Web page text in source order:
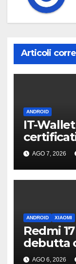
Articoli
ANDROID
IT-
AGO 7, 2026
ANDROID XIAOMI
Redmi
debutta
7 pollici
AGO 6, 2026